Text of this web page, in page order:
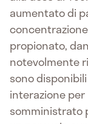
aumentato di
propionato,
notevolmente
sono
interazione
somministrato